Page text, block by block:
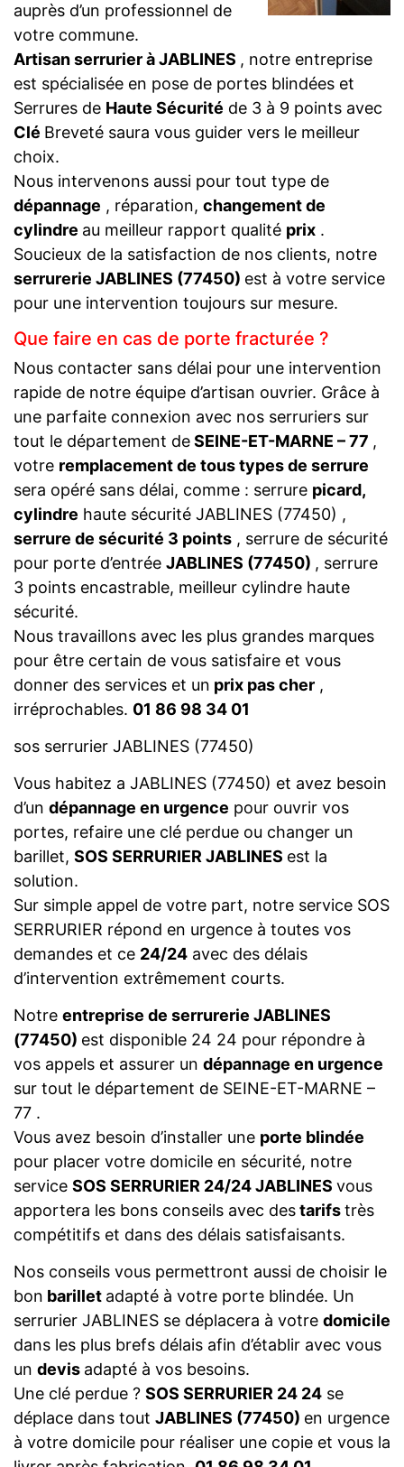
auprès d’un professionnel de
votre commune.
Artisan serrurier à JABLINES , notre entreprise
est spécialisée en pose de portes blindées et
Serrures de Haute Sécurité de 3 à 9 points avec
Clé Breveté saura vous guider vers le meilleur
choix.
Nous intervenons aussi pour tout type de
dépannage , réparation, changement de
cylindre au meilleur rapport qualité prix .
Soucieux de la satisfaction de nos clients, notre
serrurerie JABLINES (77450) est à votre service
pour une intervention toujours sur mesure.
Que faire en cas de porte fracturée ?
Nous contacter sans délai pour une intervention
rapide de notre équipe d’artisan ouvrier. Grâce à
une parfaite connexion avec nos serruriers sur
tout le département deSEINE-ET-MARNE – 77 ,
votre remplacement de tous types de serrure
sera opéré sans délai, comme : serrure picard,
cylindre haute sécurité JABLINES (77450) ,
serrure de sécurité 3 points , serrure de sécurité
pour porte d’entrée JABLINES (77450) , serrure
3 points encastrable, meilleur cylindre haute
sécurité.
Nous travaillons avec les plus grandes marques
pour être certain de vous satisfaire et vous
donner des services et un prix pas cher ,
irréprochables. 01 86 98 34 01
sos serrurier JABLINES (77450)
Vous habitez a JABLINES (77450) et avez besoin
d’un dépannage en urgence pour ouvrir vos
portes, refaire une clé perdue ou changer un
barillet, SOS SERRURIER JABLINES est la
solution.
Sur simple appel de votre part, notre service SOS
SERRURIER répond en urgence à toutes vos
demandes et ce 24/24 avec des délais
d’intervention extrêmement courts.
Notre entreprise de serrurerie JABLINES
(77450) est disponible 24 24 pour répondre à
vos appels et assurer un dépannage en urgence
sur tout le département de SEINE-ET-MARNE –
77 .
Vous avez besoin d’installer une porte blindée
pour placer votre domicile en sécurité, notre
service SOS SERRURIER 24/24 JABLINES vous
apportera les bons conseils avec destarifstrès
compétitifs et dans des délais satisfaisants.
Nos conseils vous permettront aussi de choisir le
bon barillet adapté à votre porte blindée. Un
serrurier JABLINES se déplacera à votre domicile
dans les plus brefs délais afin d’établir avec vous
un devis adapté à vos besoins.
Une clé perdue ? SOS SERRURIER 24 24 se
déplace dans tout JABLINES (77450) en urgence
à votre domicile pour réaliser une copie et vous la